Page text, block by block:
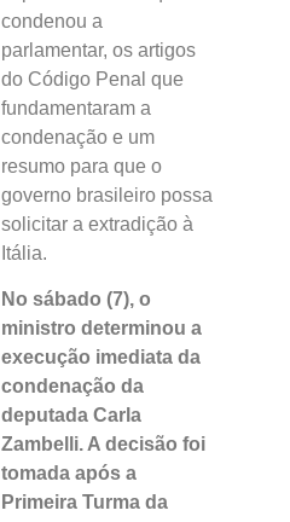
condenou a
parlamentar, os artigos
do Código Penal que
fundamentaram a
condenação e um
resumo para que o
governo brasileiro possa
solicitar a extradição à
Itália.
No sábado (7), o
ministro determinou a
execução imediata da
condenação da
deputada Carla
Zambelli. A decisão foi
tomada após a
Primeira Turma da